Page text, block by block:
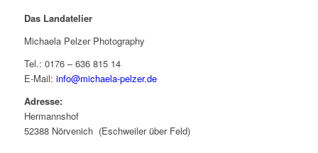
Das Landatelier
Michaela Pelzer Photography
Tel.: 0176 – 636 815 14
E-Mail: info@michaela-pelzer.de
Adresse:
Hermannshof
52388 Nörvenich (Eschweiler über Feld)